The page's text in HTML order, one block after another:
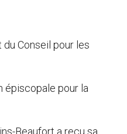
Conseil pour les
épiscopale pour la
Beaufort a reçu sa